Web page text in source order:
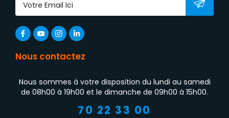
Nous contactez
Nous sommes à votre disposition du lundi au samedi
de 08h00 à 19h00 et le dimanche de 09h00 à 15h00.
70 22 33 00